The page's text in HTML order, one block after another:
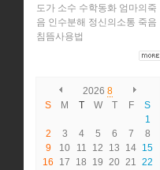
도가 소수 수학동화 엄마의죽
음 인수분해 정신의소통 죽음
침뜸사용법
2026 8
S
M T W T F
S
1
2
3 4 5 6 7
8
9
10 11 12 13 14 15
16
17 18 19 20 21 22